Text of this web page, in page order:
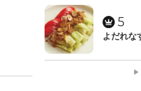
5
よだれな
▶